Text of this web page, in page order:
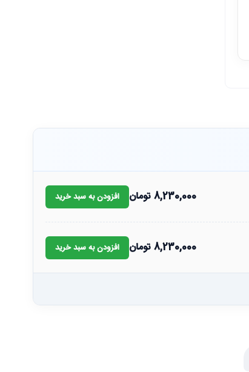
8,230,000تومان افزودن به سبد خرید
8,230,000تومان افزودن به سبد خرید